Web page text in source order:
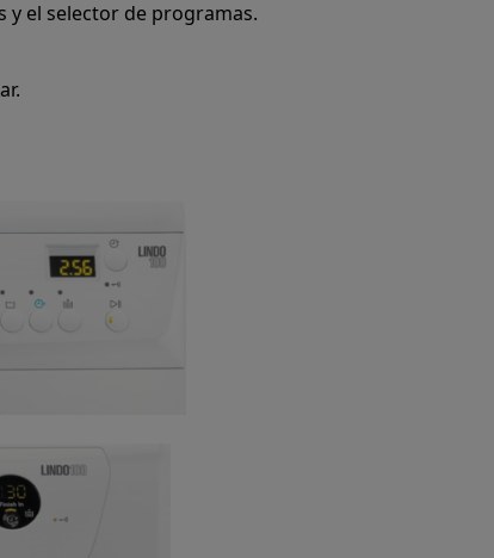
y el selector de programas.